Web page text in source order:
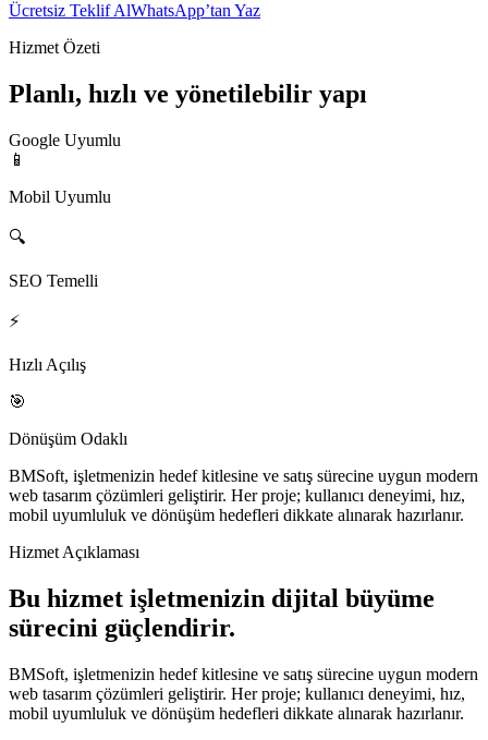
Ücretsiz Teklif AlWhatsApp’tan Yaz
Hizmet Özeti
Planlı, hızlı ve yönetilebilir yapı
Google Uyumlu
📱
Mobil Uyumlu
🔍
SEO Temelli
⚡
Hızlı Açılış
🎯
Dönüşüm Odaklı
BMSoft, işletmenizin hedef kitlesine ve satış sürecine uygun modern
web tasarım çözümleri geliştirir. Her proje; kullanıcı deneyimi, hız,
mobil uyumluluk ve dönüşüm hedefleri dikkate alınarak hazırlanır.
Hizmet Açıklaması
Bu hizmet işletmenizin dijital büyüme
sürecini güçlendirir.
BMSoft, işletmenizin hedef kitlesine ve satış sürecine uygun modern
web tasarım çözümleri geliştirir. Her proje; kullanıcı deneyimi, hız,
mobil uyumluluk ve dönüşüm hedefleri dikkate alınarak hazırlanır.